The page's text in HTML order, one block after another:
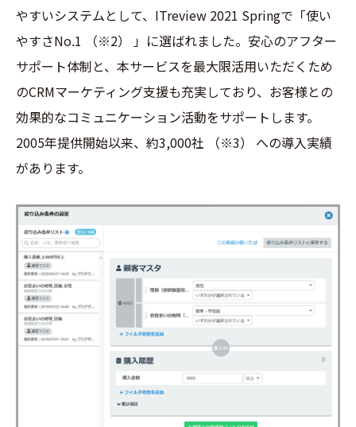
やすいシステムとして、ITreview 2021 Springで「使い
やすさNo.1
（※2）
」に選ばれました。安心のアフター
サポート体制と、本サービスを最大限活用いただくため
のCRMマーケティング支援も充実しており、お客様との
効果的なコミュニケーション活動をサポートします。
2005年提供開始以来、約3,000社
（※3）
への導入実績
があります。